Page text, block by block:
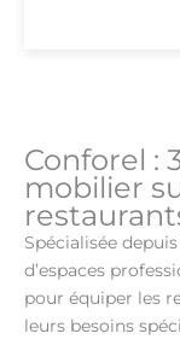
Conforel :
mobilier
Spécialisée
d’espaces
pour équiper les
leurs besoins